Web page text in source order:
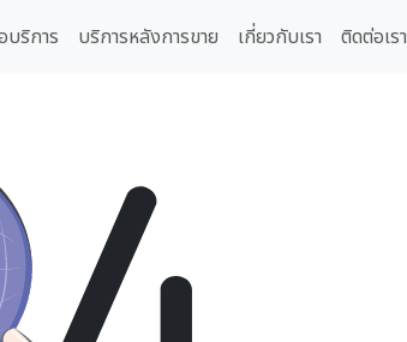
บริการ บริการหลังการขาย เกี่ยวกับเรา ติดต่อเรา